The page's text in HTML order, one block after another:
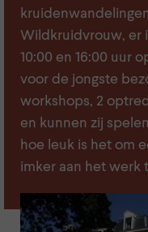
Wildkruidvrouw, er
10:00 en 16:00 uur
voor de jongste
workshops, 2
en kunnen zij
hoe leuk is het om
imker aan het werk